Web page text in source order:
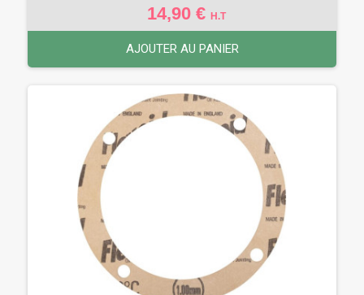
14,90 € H.T
AJOUTER AU PANIER